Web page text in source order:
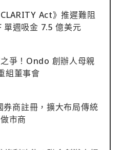
Act》推遲難阻
單週吸金 7.5 億美元
爭！Ondo 創辦人母親
組董事會
商註冊，擴大布局傳統
市商